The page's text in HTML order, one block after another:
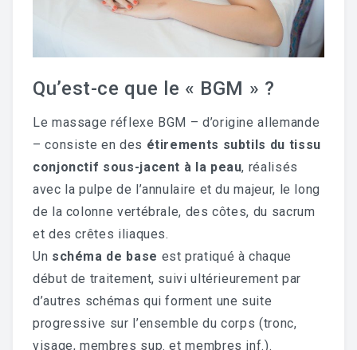
Qu’est-ce que le « BGM » ?
Le massage réflexe BGM – d’origine allemande
– consiste en des étirements subtils du tissu
conjonctif sous-jacent à la peau, réalisés
avec la pulpe de l’annulaire et du majeur, le long
de la colonne vertébrale, des côtes, du sacrum
et des crêtes iliaques.
Un schéma de base est pratiqué à chaque
début de traitement, suivi ultérieurement par
d’autres schémas qui forment une suite
progressive sur l’ensemble du corps (tronc,
visage, membres sup. et membres inf.).